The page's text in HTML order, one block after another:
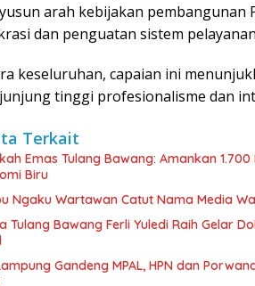
arah kebijakan
dan penguatan sistem
keseluruhan, capaian ini
tinggi profesionalisme dan
Terkait
Emas Tulang Bawang: Amankan
Biru
Ngaku Wartawan Catut Nama Media
Tulang Bawang Ferli Yuledi Raih Gelar
Gandeng MPAL, HPN dan